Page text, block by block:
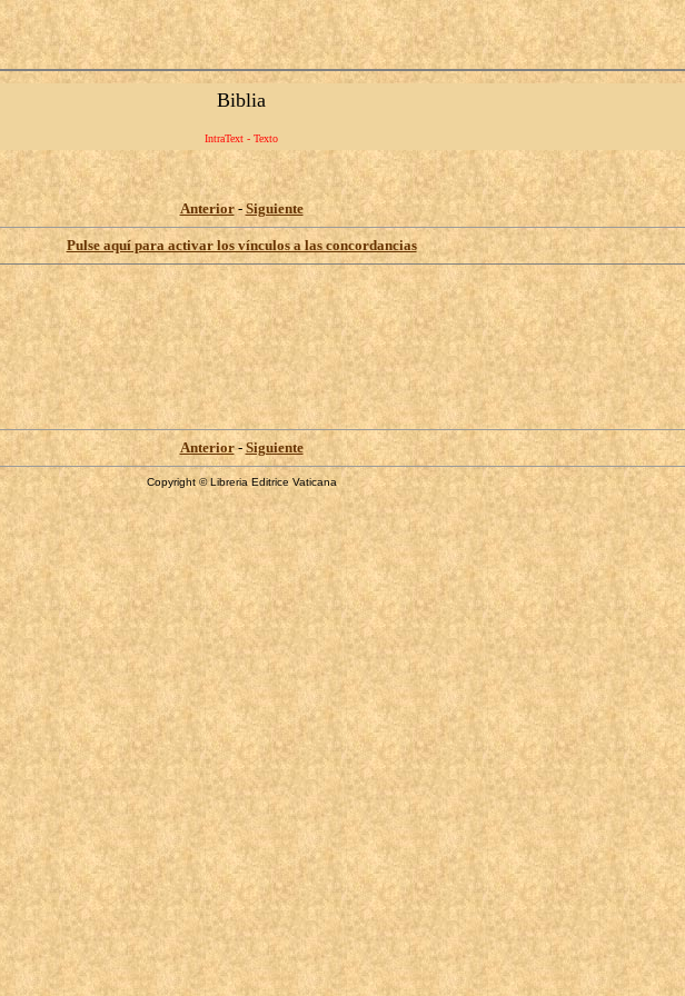
Biblia
IntraText - Texto
Anterior-Siguiente
Pulse aquí para activar los vínculos a las concordancias
Anterior-Siguiente
Copyright © Libreria Editrice Vaticana